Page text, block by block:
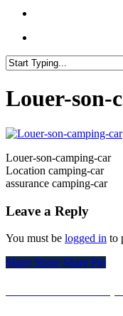
Search
Louer-son-
Louer-son-camping-car
Location camping-car
assurance camping-car
Leave a Reply
You must be logged in to
Share
Share Share Share Pin